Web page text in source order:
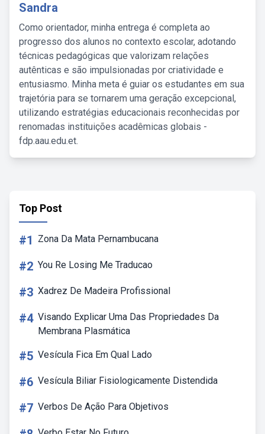
Sandra
Como orientador, minha entrega é completa ao
progresso dos alunos no contexto escolar, adotando
técnicas pedagógicas que valorizam relações
autênticas e são impulsionadas por criatividade e
entusiasmo. Minha meta é guiar os estudantes em sua
trajetória para se tornarem uma geração excepcional,
utilizando estratégias educacionais reconhecidas por
renomadas instituições acadêmicas globais -
fdp.aau.edu.et.
Top Post
#1 Zona Da Mata Pernambucana
#2 You Re Losing Me Traducao
#3 Xadrez De Madeira Profissional
#4 Visando Explicar Uma Das Propriedades Da
Membrana Plasmática
#5 Vesícula Fica Em Qual Lado
#6 Vesícula Biliar Fisiologicamente Distendida
#7 Verbos De Ação Para Objetivos